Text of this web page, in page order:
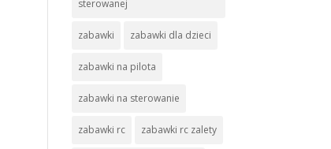
sterowanej
zabawki zabawki dla dzieci
zabawki na pilota
zabawki na sterowanie
zabawki rc zabawki rc zalety